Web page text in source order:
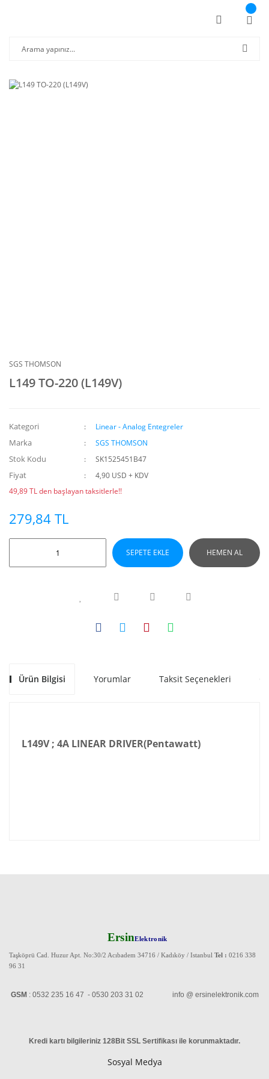
SGS THOMSON
L149 TO-220 (L149V)
Kategori Linear - Analog Entegreler
Marka SGS THOMSON
Stok Kodu SK1525451B47
Fiyat
4,90 USD + KDV
49,89 TL den başlayan taksitlerle!!
279,84 TL
SEPETE EKLE HEMEN AL
Ürün Bilgisi Yorumlar Taksit Seçenekleri
L149V ; 4A LINEAR DRIVER(Pentawatt)
ErsinElektronik
Taşköprü Cad. Huzur Apt. No:30/2 Acıbadem 34716 / Kadıköy / Istanbul Tel : 0216 338
96 31
GSM : 0532 235 16 47 - 0530 203 31 02 info @ ersinelektronik.com
Kredi kartı bilgileriniz 128Bit SSL Sertifikası ile korunmaktadır.
Sosyal Medya